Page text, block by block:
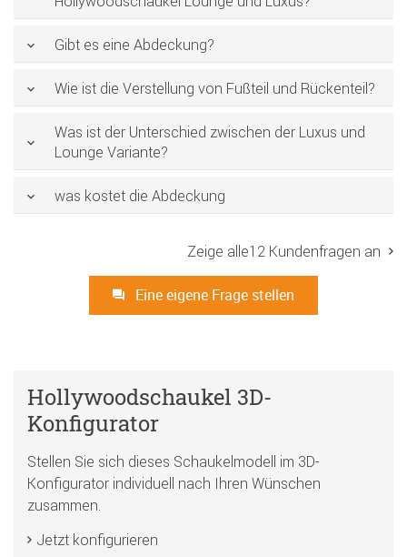
Gibt es eine Abdeckung?
Wie ist die Verstellung von Fußteil und Rückenteil?
Was ist der Unterschied zwischen der Luxus und
Lounge Variante?
was kostet die Abdeckung
Zeige alle12 Kundenfragen an
Eine eigene Frage stellen
Hollywoodschaukel 3D-
Konfigurator
Stellen Sie sich dieses Schaukelmodell im 3D-
Konfigurator individuell nach Ihren Wünschen
zusammen.
Jetzt konfigurieren